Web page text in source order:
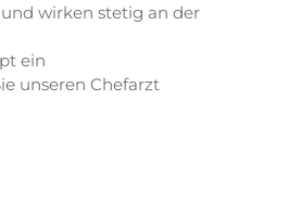
wirken stetig an der
ein
unseren Chefarzt